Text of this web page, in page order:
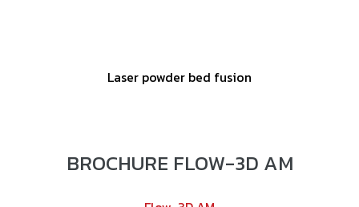
Laser powder bed fusion
BROCHURE FLOW-3D AM